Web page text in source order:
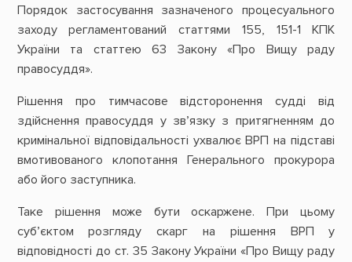
Порядок застосування зазначеного процесуального
заходу регламентований статтями 155, 151-1 КПК
України та статтею 63 Закону «Про Вищу раду
правосуддя».
Рішення про тимчасове відсторонення судді від
здійснення правосуддя у зв’язку з притягненням до
кримінальної відповідальності ухвалює ВРП на підставі
вмотивованого клопотання Генерального прокурора
або його заступника.
Таке рішення може бути оскаржене. При цьому
суб’єктом розгляду скарг на рішення ВРП у
відповідності до ст. 35 Закону України «Про Вищу раду